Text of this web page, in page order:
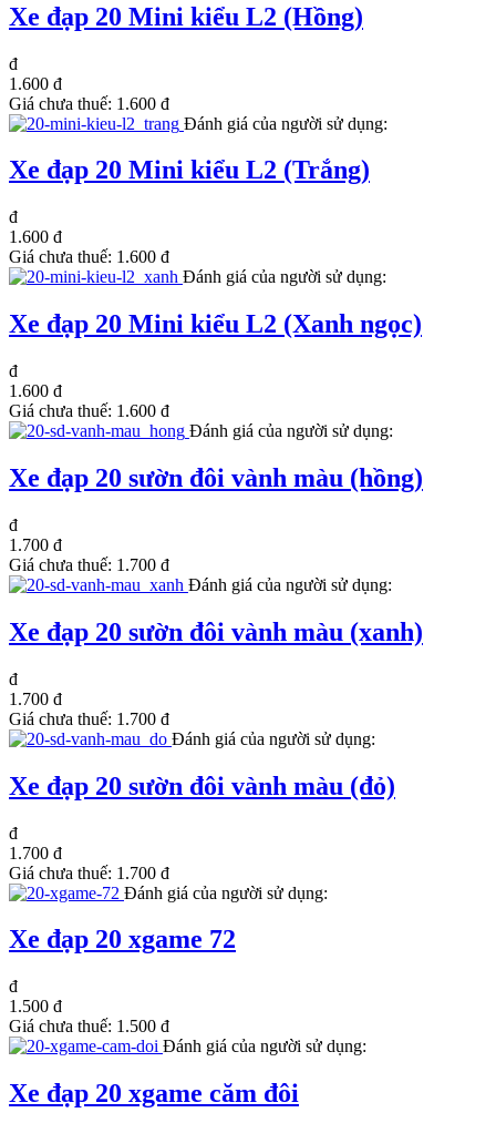
Xe đạp 20 Mini kiểu L2 (Hồng)
đ
1.600 đ
Giá chưa thuế: 1.600 đ
Đánh giá của người sử dụng:
Xe đạp 20 Mini kiểu L2 (Trắng)
đ
1.600 đ
Giá chưa thuế: 1.600 đ
Đánh giá của người sử dụng:
Xe đạp 20 Mini kiểu L2 (Xanh ngọc)
đ
1.600 đ
Giá chưa thuế: 1.600 đ
Đánh giá của người sử dụng:
Xe đạp 20 sườn đôi vành màu (hồng)
đ
1.700 đ
Giá chưa thuế: 1.700 đ
Đánh giá của người sử dụng:
Xe đạp 20 sườn đôi vành màu (xanh)
đ
1.700 đ
Giá chưa thuế: 1.700 đ
Đánh giá của người sử dụng:
Xe đạp 20 sườn đôi vành màu (đỏ)
đ
1.700 đ
Giá chưa thuế: 1.700 đ
Đánh giá của người sử dụng:
Xe đạp 20 xgame 72
đ
1.500 đ
Giá chưa thuế: 1.500 đ
Đánh giá của người sử dụng:
Xe đạp 20 xgame căm đôi